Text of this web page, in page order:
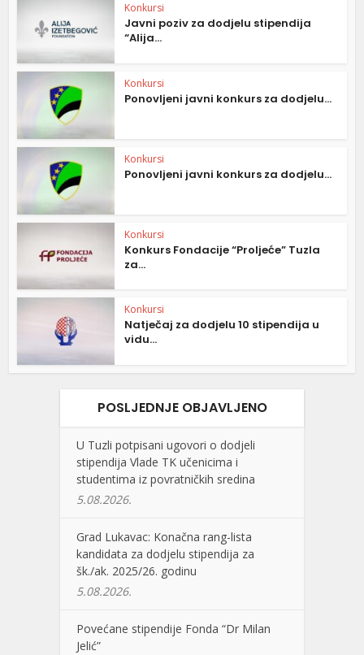
Konkursi
Javni poziv za dodjelu stipendija
“Alija...
Konkursi
Ponovljeni javni konkurs za dodjelu...
Konkursi
Ponovljeni javni konkurs za dodjelu...
Konkursi
Konkurs Fondacije “Proljeće” Tuzla
za...
Konkursi
Natječaj za dodjelu 10 stipendija u
vidu...
POSLJEDNJE OBJAVLJENO
U Tuzli potpisani ugovori o dodjeli
stipendija Vlade TK učenicima i
studentima iz povratničkih sredina
5.08.2026.
Grad Lukavac: Konačna rang-lista
kandidata za dodjelu stipendija za
šk./ak. 2025/26. godinu
5.08.2026.
Povećane stipendije Fonda “Dr Milan
Jelić”